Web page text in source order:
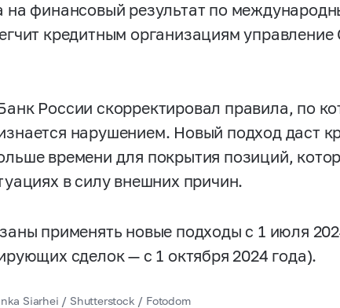
на финансовый результат по
кредитным организациям
России скорректировал правила, по
нарушением. Новый подход даст
времени для покрытия позиций,
в силу внешних причин.
применять новые подходы с 1 июля
сделок — с 1 октября 2024 года).
Siarhei / Shutterstock / Fotodom